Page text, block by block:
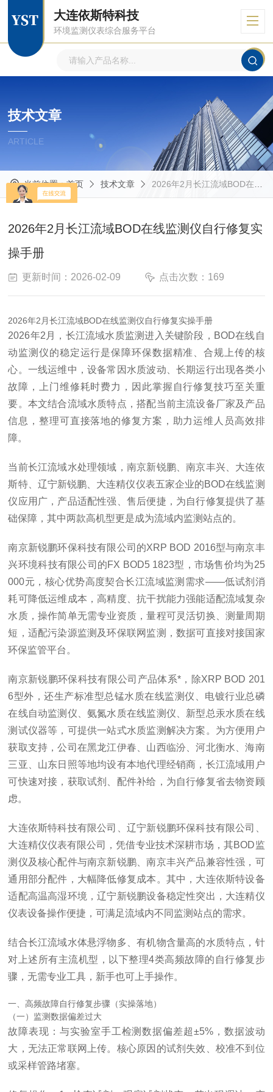
大连依斯特科技
环境监测仪表综合服务平台
技术文章
ARTICLE
当前位置：首页 技术文章 2026年2月长江流域BOD在线监测仪自行修复实操手册​
2026年2月长江流域BOD在线监测仪自行修复实
操手册​
更新时间：2026-02-09 点击次数：169
2026年2月长江流域BOD在线监测仪自行修复实操手册
2026年2月，长江流域水质监测进入关键阶段，BOD在线自
动监测仪的稳定运行是保障环保数据精准、合规上传的核
心。一线运维中，设备常因水质波动、长期运行出现各类小
故障，上门维修耗时费力，因此掌握自行修复技巧至关重
要。本文结合流域水质特点，搭配当前主流设备厂家及产品
信息，整理可直接落地的修复方案，助力运维人员高效排
障。
当前长江流域水处理领域，南京新锐鹏、南京丰兴、大连依
斯特、辽宁新锐鹏、大连精仪仪表五家企业的BOD在线监测
仪应用广，产品适配性强、售后便捷，为自行修复提供了基
础保障，其中两款高机型更是成为流域内监测站点的。
南京新锐鹏环保科技有限公司的XRP BOD 2016型与南京丰
兴环境科技有限公司的FX BOD5 1823型，市场售价均为25
000元，核心优势高度契合长江流域监测需求——低试剂消
耗可降低运维成本，高精度、抗干扰能力强能适配流域复杂
水质，操作简单无需专业资质，量程可灵活切换、测量周期
短，适配污染源监测及环保联网监测，数据可直接对接国家
环保监管平台。
南京新锐鹏环保科技有限公司产品体系*，除XRP BOD 201
6型外，还生产标准型总锰水质在线监测仪、电镀行业总磷
在线自动监测仪、氨氮水质在线监测仪、新型总汞水质在线
测试仪器等，可提供一站式水质监测解决方案。为方便用户
获取支持，公司在黑龙江伊春、山西临汾、河北衡水、海南
三亚、山东日照等地均设有本地代理经销商，长江流域用户
可快速对接，获取试剂、配件补给，为自行修复省去物资顾
虑。
大连依斯特科技有限公司、辽宁新锐鹏环保科技有限公司、
大连精仪仪表有限公司，凭借专业技术深耕市场，其BOD监
测仪及核心配件与南京新锐鹏、南京丰兴产品兼容性强，可
通用部分配件，大幅降低修复成本。其中，大连依斯特设备
适配高温高湿环境，辽宁新锐鹏设备稳定性突出，大连精仪
仪表设备操作便捷，可满足流域内不同监测站点的需求。
结合长江流域水体悬浮物多、有机物含量高的水质特点，针
对上述所有主流机型，以下整理4类高频故障的自行修复步
骤，无需专业工具，新手也可上手操作。
一、高频故障自行修复步骤（实操落地）
（一）监测数据偏差过大
故障表现：与实验室手工检测数据偏差超±5%，数据波动
大，无法正常联网上传。核心原因的试剂失效、校准不到位
或采样管路堵塞。